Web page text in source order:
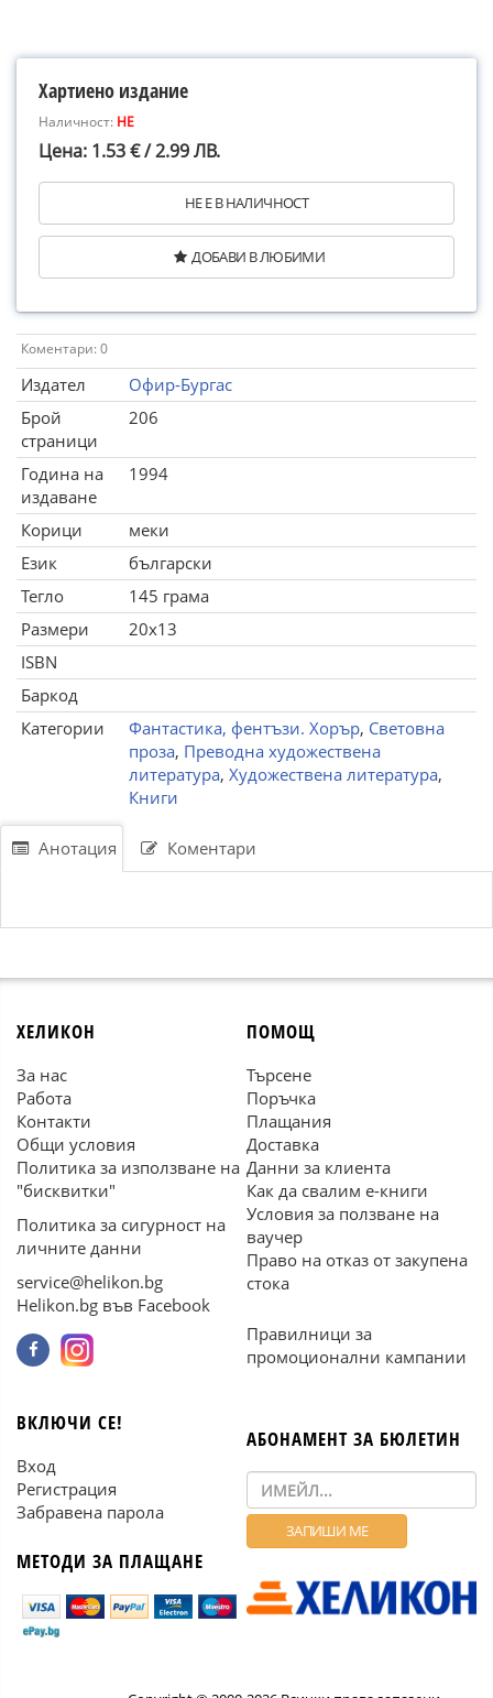
Хартиено издание
Наличност: НЕ
Цена: 1.53 € / 2.99 ЛВ.
НЕ Е В НАЛИЧНОСТ
ДОБАВИ В ЛЮБИМИ
Коментари: 0
Издател
Офир-Бургас
Брой
страници
206
Година на
издаване
1994
Корици
меки
Език
български
Тегло
145 грама
Размери
20x13
ISBN
Баркод
Категории
Фантастика, фентъзи. Хорър, Световна
проза, Преводна художествена
литература, Художествена литература,
Книги
Анотация Коментари
ХЕЛИКОН
За нас
Работа
Контакти
Общи условия
Политика за използване на
"бисквитки"
Политика за сигурност на
личните данни
service@helikon.bg
Helikon.bg във Facebook
ПОМОЩ
Търсене
Поръчка
Плащания
Доставка
Данни за клиента
Как да свалим е-книги
Условия за ползване на
ваучер
Право на отказ от закупена
стока
Правилници за
промоционални кампании
ВКЛЮЧИ СЕ!
Вход
Регистрация
Забравена парола
МЕТОДИ ЗА ПЛАЩАНЕ
АБОНАМЕНТ ЗА БЮЛЕТИН